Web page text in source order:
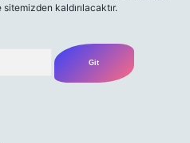
kaldırılacaktır.